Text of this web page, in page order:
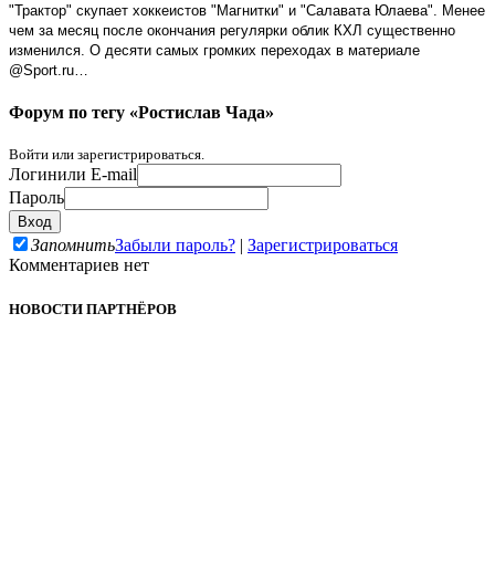
"Трактор" скупает хоккеистов "Магнитки" и "Салавата Юлаева". Менее
чем за месяц после окончания регулярки облик КХЛ существенно
изменился. О десяти самых громких переходах в материале
@Sport ru
Форум по тегу «Ростислав Чада»
Войти или зарегистрироваться.
Логинили E-mail
Пароль
ЗапомнитьЗабыли пароль? | Зарегистрироваться
Комментариев нет
НОВОСТИ ПАРТНЁРОВ